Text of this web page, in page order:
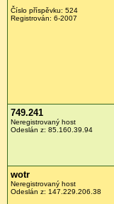
Číslo příspěvku: 524
Registrován: 6-2007
749.241
Neregistrovaný host
Odeslán z: 85.160.39.94
wotr
Neregistrovaný host
Odeslán z: 147.229.206.38